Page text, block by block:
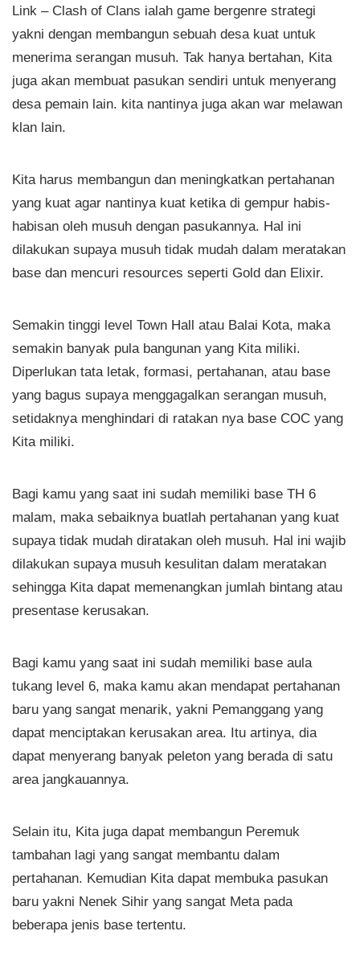
Link – Clash of Clans ialah game bergenre strategi
yakni dengan membangun sebuah desa kuat untuk
menerima serangan musuh. Tak hanya bertahan, Kita
juga akan membuat pasukan sendiri untuk menyerang
desa pemain lain. kita nantinya juga akan war melawan
klan lain.
Kita harus membangun dan meningkatkan pertahanan
yang kuat agar nantinya kuat ketika di gempur habis-
habisan oleh musuh dengan pasukannya. Hal ini
dilakukan supaya musuh tidak mudah dalam meratakan
base dan mencuri resources seperti Gold dan Elixir.
Semakin tinggi level Town Hall atau Balai Kota, maka
semakin banyak pula bangunan yang Kita miliki.
Diperlukan tata letak, formasi, pertahanan, atau base
yang bagus supaya menggagalkan serangan musuh,
setidaknya menghindari di ratakan nya base COC yang
Kita miliki.
Bagi kamu yang saat ini sudah memiliki base TH 6
malam, maka sebaiknya buatlah pertahanan yang kuat
supaya tidak mudah diratakan oleh musuh. Hal ini wajib
dilakukan supaya musuh kesulitan dalam meratakan
sehingga Kita dapat memenangkan jumlah bintang atau
presentase kerusakan.
Bagi kamu yang saat ini sudah memiliki base aula
tukang level 6, maka kamu akan mendapat pertahanan
baru yang sangat menarik, yakni Pemanggang yang
dapat menciptakan kerusakan area. Itu artinya, dia
dapat menyerang banyak peleton yang berada di satu
area jangkauannya.
Selain itu, Kita juga dapat membangun Peremuk
tambahan lagi yang sangat membantu dalam
pertahanan. Kemudian Kita dapat membuka pasukan
baru yakni Nenek Sihir yang sangat Meta pada
beberapa jenis base tertentu.